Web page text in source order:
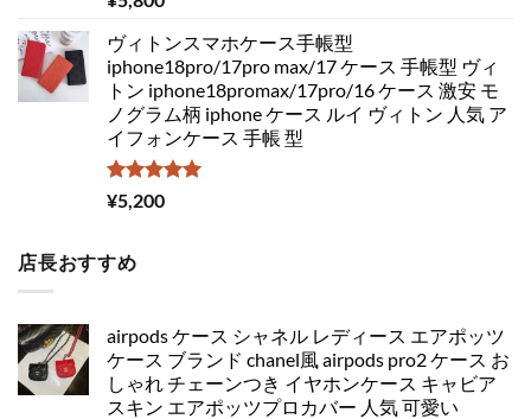
5.00
ヴィトンスマホケース手帳型
iphone18pro/17pro max/17 ケース 手帳型 ヴィ
トン iphone18promax/17pro/16 ケース 激安 モ
ノグラム柄 iphone ケース ルイ ヴィトン 人気 ア
イフォンケース 手帳 型
5段階中
5.00
¥5,200
店長おすすめ
airpods ケース シャネル レディース エアポッツ
ケース ブランド chanel風 airpods pro2 ケース お
しゃれ チェーンつき イヤホンケース キャビア
スキン エアポッツプロカバー 人気 可愛い